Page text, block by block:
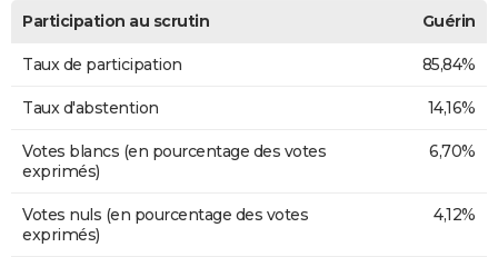
Participation au scrutin Guérin
Taux de participation 85,84%
Taux d'abstention 14,16%
Votes blancs (en pourcentage des votes
exprimés)
6,70%
Votes nuls (en pourcentage des votes
exprimés)
4,12%